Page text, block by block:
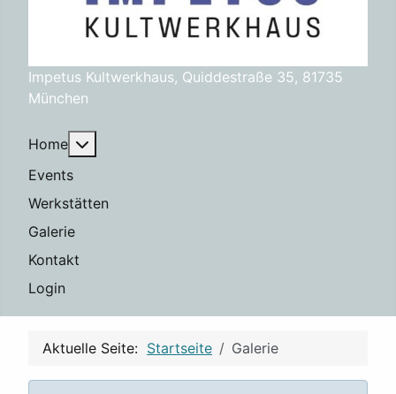
Impetus Kultwerkhaus, Quiddestraße 35, 81735
München
Home
Events
Werkstätten
Galerie
Kontakt
Login
Aktuelle Seite: Startseite Galerie